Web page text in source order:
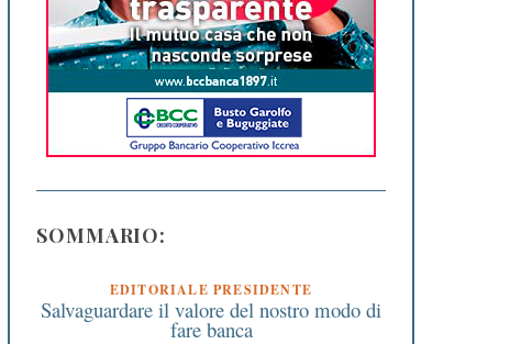
SOMMARIO:
EDITORIALE PRESIDENTE
Salvaguardare il valore del nostro modo di
fare banca